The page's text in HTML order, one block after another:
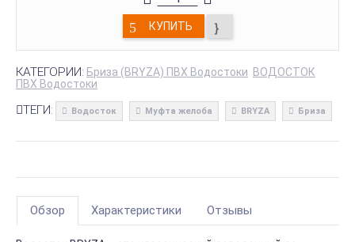
КУПИТЬ
КАТЕГОРИИ: Бриза (BRYZA) ПВХ Водостоки ВОДОСТОК
ПВХ Водостоки
ТЕГИ: Водосток Муфта желоба BRYZA Бриза
Обзор Характеристики Отзывы